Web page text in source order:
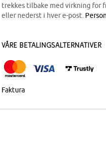
trekkes tilbake med virkning for
eller nederst i hver e-post.
Våre betalingsalternativer
Faktura